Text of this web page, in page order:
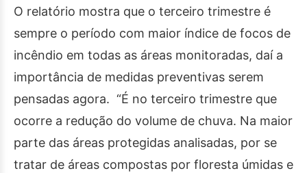
O relatório mostra que o terceiro trimestre é
sempre o período com maior índice de focos de
incêndio em todas as áreas monitoradas, daí a
importância de medidas preventivas serem
pensadas agora. “É no terceiro trimestre que
ocorre a redução do volume de chuva. Na maior
parte das áreas protegidas analisadas, por se
tratar de áreas compostas por floresta úmidas e